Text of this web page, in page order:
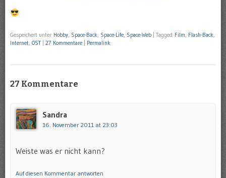
Gespeichert unter Hobby, Space-Back, Space-Life, Space-Web Tagged Film, Flash-Back,
Internet, OST 27 Kommentare Permalink
27 Kommentare
Sandra
16. November 2011 at 23:03
Weiste was er nicht kann?
Auf diesen Kommentar antworten